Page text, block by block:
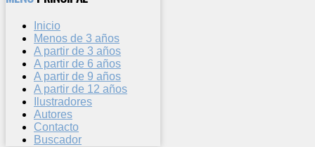
Inicio
Menos de 3 años
A partir de 3 años
A partir de 6 años
A partir de 9 años
A partir de 12 años
Ilustradores
Autores
Contacto
Buscador